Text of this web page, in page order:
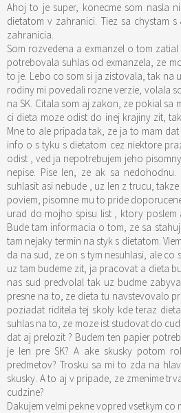
Ahoj to je super, konecme som nasla
dietatom v zahranici. Tiez sa chystam
zahranicia.
Som rozvedena a exmanzel o tom
potrebovala suhlas od exmanzela, ze
to je. Lebo co som si ja zistovala, tak na
rodiny mi povedali rozne verzie, volala
na SK. Citala som aj zakon, ze pokial sa manzelia
ci dieta moze odist do inej krajiny zit,
Mne to ale pripada tak, ze ja to mam
info o s tyku s dietatom cez niektore
odist , ved ja nepotrebujem jeho
nepise. Pise len, ze ak sa
suhlasit asi nebude , uz len z trucu,
poviem, pisomne mu to pride
urad do mojho spisu list , ktory poslem
Bude tam informacia o tom, ze sa
tam nejaky termin na styk s dietatom.
da na sud, ze on s tym nesuhlasi, ale co
uz tam budeme zit, ja pracovat a dieta
nas sud predvolal tak uz budme zabyvany . A este sa chcem
presne na to, ze dieta tu navstevovalo
poziadat riditela tej skoly kde teraz dieta chodi, nech mi
suhlas na to, ze moze ist studovat do
dat aj prelozit ? Budem ten papier
je len pre SK? A ake skusky potom
predmetov? Trosku sa mi to zda na
skusky. A to aj v pripade, ze zmenime
cudzine?
Dakujem velmi pekne vopred vsetkym